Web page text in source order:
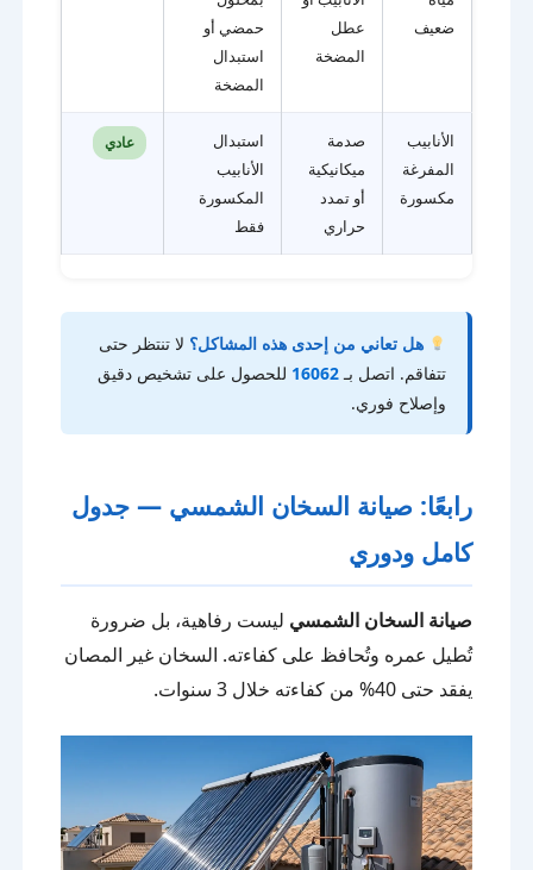
ضعيف
عطل
المضخة
حمضي أو
استبدال
المضخة
الأنابيب
المفرغة
مكسورة
صدمة
ميكانيكية
أو تمدد
حراري
استبدال
الأنابيب
المكسورة
فقط
عادي
هل تعاني من إحدى هذه المشاكل؟ لا تنتظر حتى
تتفاقم. اتصل بـ16062 للحصول على تشخيص دقيق
وإصلاح فوري.
رابعًا: صيانة السخان الشمسي — جدول
كامل ودوري
صيانة السخان الشمسي ليست رفاهية، بل ضرورة
تُطيل عمره وتُحافظ على كفاءته. السخان غير المصان
يفقد حتى 40% من كفاءته خلال 3 سنوات.